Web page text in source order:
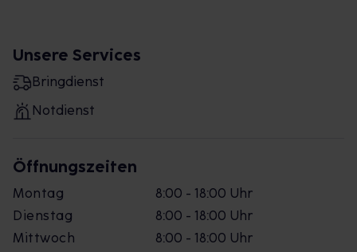
Unsere Services
Bringdienst
Notdienst
Öffnungszeiten
Montag
8:00 - 18:00 Uhr
Dienstag
8:00 - 18:00 Uhr
Mittwoch
8:00 - 18:00 Uhr